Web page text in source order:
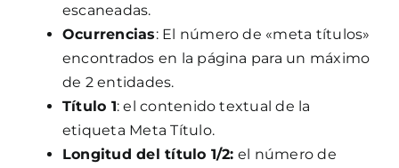
escaneadas.
Ocurrencias: El número de «meta títulos»
encontrados en la página para un máximo
de 2 entidades.
Título 1: el contenido textual de la
etiqueta Meta Título.
Longitud del título 1/2: el número de